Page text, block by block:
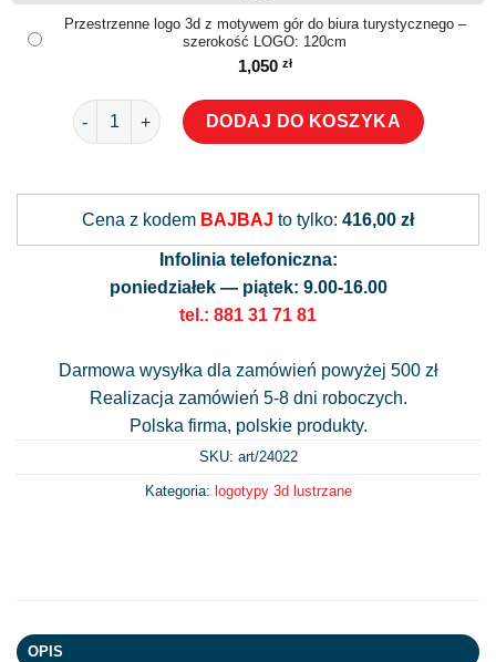
Przestrzenne logo 3d z motywem gór do biura turystycznego –
szerokość LOGO: 120cm
1,050 zł
ilość Przestrzenne logo 3d z motywem gór do biura
DODAJ DO KOSZYKA
Cena z kodem BAJBAJ to tylko: 416,00 zł
Infolinia telefoniczna:
poniedziałek — piątek: 9.00-16.00
tel.: 881 31 71 81
Darmowa wysyłka dla zamówień powyżej 500 zł
Realizacja zamówień 5-8 dni roboczych.
Polska firma, polskie produkty.
SKU: art/24022
Kategoria: logotypy 3d lustrzane
OPIS